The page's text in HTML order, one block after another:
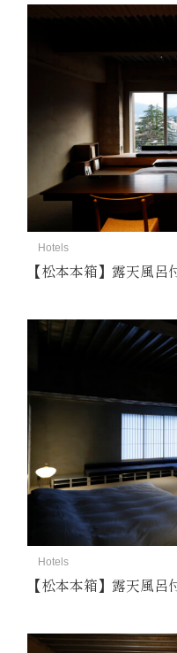
Hotels
【松本本箱】露天風
Hotels
【松本本箱】露天風